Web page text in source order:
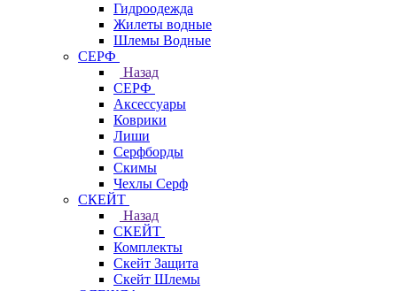
Гидроодежда
Жилеты водные
Шлемы Водные
СЕРФ
Назад
СЕРФ
Аксессуары
Коврики
Лиши
Серфборды
Скимы
Чехлы Cерф
СКЕЙТ
Назад
СКЕЙТ
Комплекты
Скейт Защита
Скейт Шлемы